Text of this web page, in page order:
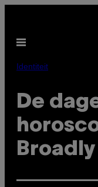
de
inhoud
Open
Identiteit
De
Broadly